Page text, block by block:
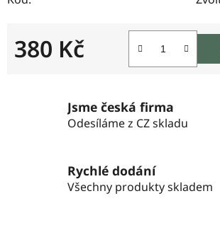
380 Kč
Jsme česká firma
Odesíláme z CZ skladu
Rychlé dodání
Všechny produkty skladem